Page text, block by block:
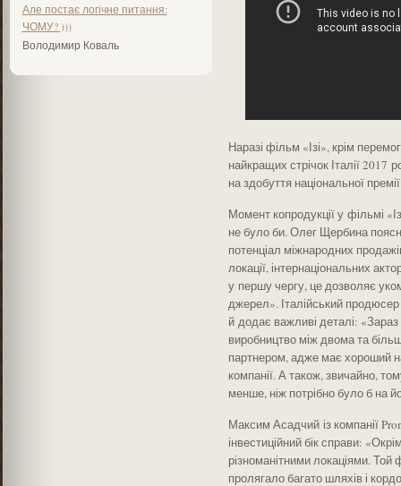
Але постає логічне питання:
ЧОМУ? )))
Володимир Коваль
Наразі фільм «Ізі», крім
найкращих стрічок Італії 2017
на здобуття національної
Момент копродукції у фільмі
не було би. Олег Щербина
потенціал міжнародних
локації, інтернаціональних
у першу чергу, це дозволяє
джерел». Італійський
й додає важливі деталі:
виробництво між двома та
партнером, адже має хороший
компанії. А також, звичайно,
менше, ніж потрібно було б на
Максим Асадчий із компанії
інвестиційний бік справи:
різноманітними локаціями. Той
пролягало багато шляхів і